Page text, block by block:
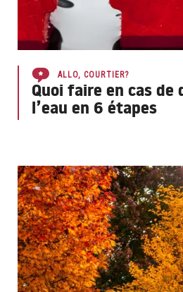
ALLO, COURTIER?
Quoi faire en cas de
l’eau en 6 étapes